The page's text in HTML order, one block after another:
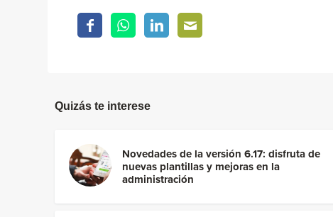
Quizás te interese
Novedades de la versión 6.17: disfruta de
nuevas plantillas y mejoras en la
administración